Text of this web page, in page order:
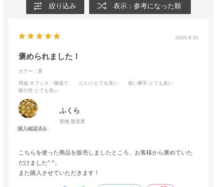
絞り込み 表示：参考になった順
2025.8.31
褒められました！
カラー：黄
用途:オフィス・職場で コスパ:とても良い 使い勝手:とても良い
耐久性:とても良い
ふくら
業種:製造業
こちらを使った商品を販売しましたところ、お客様から褒めていた
だけました^ ^。
また購入させていただきます！